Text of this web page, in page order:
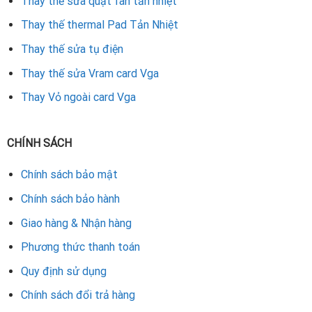
Thay thế thermal Pad Tản Nhiệt
Thay thế sửa tụ điện
Thay thế sửa Vram card Vga
Thay Vỏ ngoài card Vga
CHÍNH SÁCH
Chính sách bảo mật
Chính sách bảo hành
Giao hàng & Nhận hàng
Phương thức thanh toán
Quy định sử dụng
Chính sách đổi trả hàng